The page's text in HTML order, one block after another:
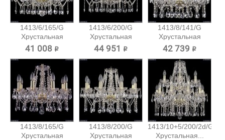
1413/6/165/G
Хрустальная
подвесная...
41 008 ₽
1413/6/200/G
Хрустальная
подвесная...
44 951 ₽
1413/8/141/G
Хрустальная
подвесная...
42 739 ₽
1413/8/165/G
Хрустальная
1413/8/200/G
Хрустальная
1413/10+5/200/2d/G
Хрустальная...